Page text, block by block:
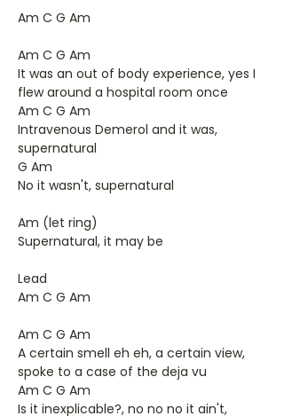
Am C G Am
Am C G Am
It was an out of body experience, yes I
flew around a hospital room once
Am C G Am
Intravenous Demerol and it was,
supernatural
G Am
No it wasn't, supernatural
Am (let ring)
Supernatural, it may be
Lead
Am C G Am
Am C G Am
A certain smell eh eh, a certain view,
spoke to a case of the deja vu
Am C G Am
Is it inexplicable?, no no no it ain't,